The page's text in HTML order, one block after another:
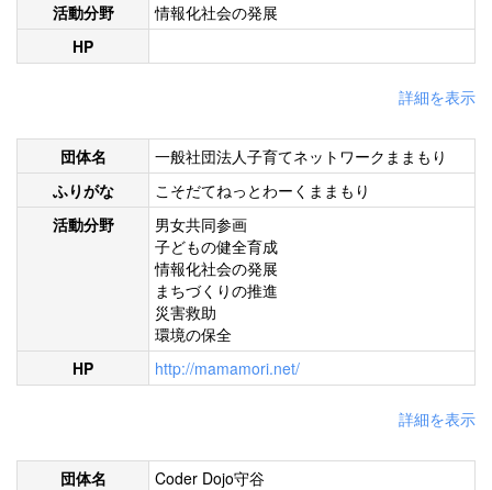
活動分野
情報化社会の発展
HP
詳細を表示
団体名
一般社団法人子育てネットワークままもり
ふりがな
こそだてねっとわーくままもり
活動分野
男女共同参画
子どもの健全育成
情報化社会の発展
まちづくりの推進
災害救助
環境の保全
HP
http://mamamori.net/
詳細を表示
団体名
Coder Dojo守谷